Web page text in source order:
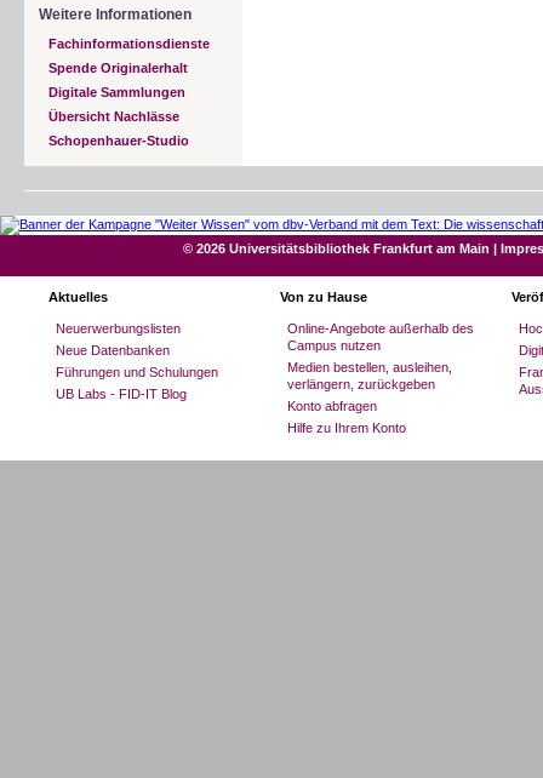
Weitere Informationen
Fachinformationsdienste
Spende Originalerhalt
Digitale Sammlungen
Übersicht Nachlässe
Schopenhauer-Studio
© 2026 Universitätsbibliothek Frankfurt am Main |
Aktuelles
Neuerwerbungslisten
Neue Datenbanken
Führungen und Schulungen
UB Labs - FID-IT Blog
Von zu Hause
Online-Angebote außerhalb des
Campus nutzen
Medien bestellen, ausleihen,
verlängern, zurückgeben
Konto abfragen
Hilfe zu Ihrem Konto